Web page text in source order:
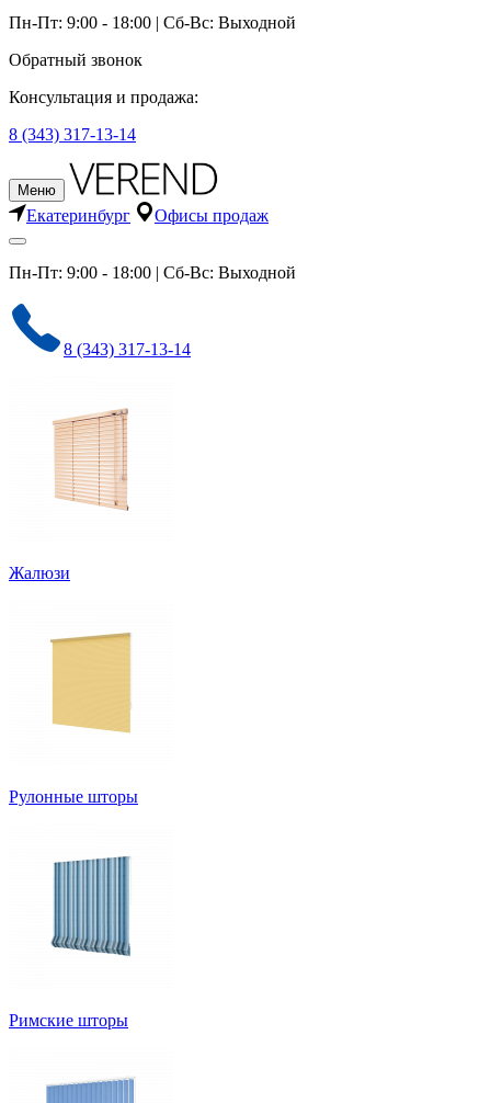
Пн-Пт: 9:00 - 18:00 | Сб-Вс: Выходной
Обратный звонок
Консультация и продажа:
8 (343) 317-13-14
Меню
Екатеринбург Офисы продаж
Пн-Пт: 9:00 - 18:00 | Сб-Вс: Выходной
8 (343) 317-13-14
Жалюзи
Рулонные шторы
Римские шторы